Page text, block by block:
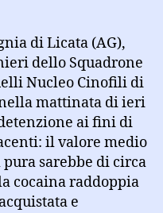
di Licata (AG),
dello Squadrone
Nucleo Cinofili di
mattinata di ieri
ai fini di
il valore medio
sarebbe di circa
cocaina raddoppia
e